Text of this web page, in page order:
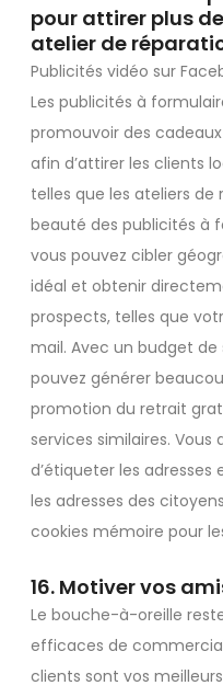
pour attirer plus
atelier de
Publicités vidéo sur
Les publicités à
promouvoir des
afin d’attirer les clients
telles que les ateliers
beauté des publicités à
vous pouvez cibler
idéal et obtenir
prospects, telles que
mail. Avec un budget de
pouvez générer
promotion du retrait
services similaires.
d’étiqueter les
les adresses des
cookies mémoire pour
16. Motiver vos
Le bouche-à-oreille
efficaces de
clients sont vos